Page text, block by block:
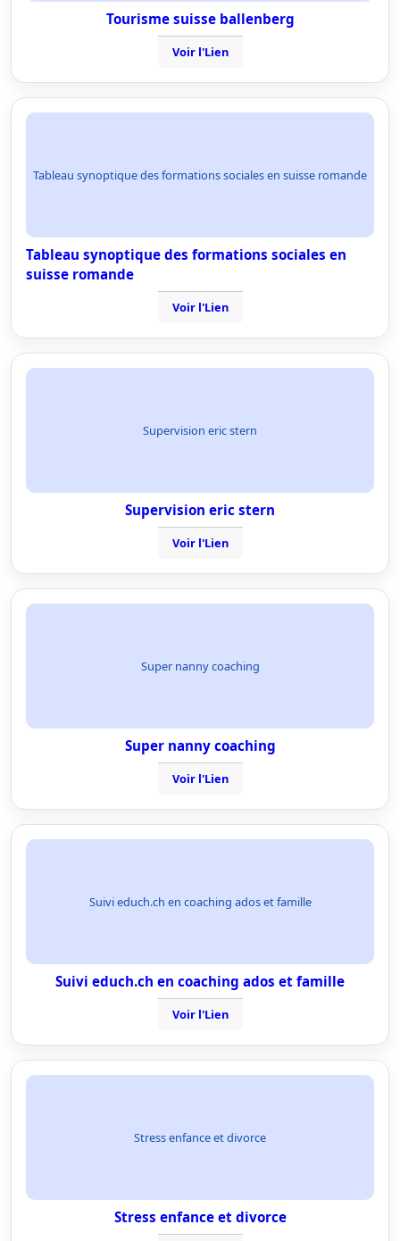
Tourisme suisse ballenberg
Voir l'Lien
Tableau synoptique des formations sociales en suisse romande
Tableau synoptique des formations sociales en
suisse romande
Voir l'Lien
Supervision eric stern
Supervision eric stern
Voir l'Lien
Super nanny coaching
Super nanny coaching
Voir l'Lien
Suivi educh.ch en coaching ados et famille
Suivi educh.ch en coaching ados et famille
Voir l'Lien
Stress enfance et divorce
Stress enfance et divorce